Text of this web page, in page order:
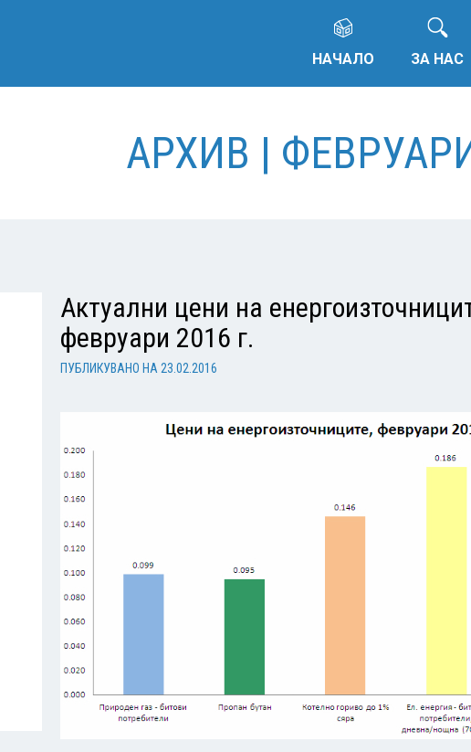
НАЧАЛО ЗА НАС
АРХИВ |
Актуални цени на
февруари 2016 г.
ПУБЛИКУВАНО НА 23.02.2016